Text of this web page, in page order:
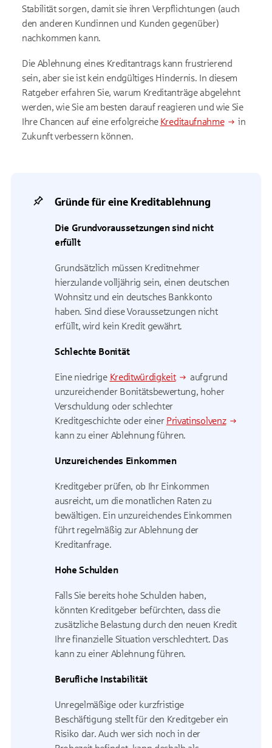
Stabilität sorgen, damit sie ihren Verpflichtungen (auch
den anderen Kundinnen und Kunden gegenüber)
nachkommen kann.
Die Ablehnung eines Kreditantrags kann frustrierend
sein, aber sie ist kein endgültiges Hindernis. In diesem
Ratgeber erfahren Sie, warum Kreditanträge abgelehnt
werden, wie Sie am besten darauf reagieren und wie Sie
Ihre Chancen auf eine erfolgreiche Kreditaufnahme
in
Zukunft verbessern können.
Gründe für eine Kreditablehnung
Die Grundvoraussetzungen sind nicht
erfüllt
Grundsätzlich müssen Kreditnehmer
hierzulande volljährig sein, einen deutschen
Wohnsitz und ein deutsches Bankkonto
haben. Sind diese Voraussetzungen nicht
erfüllt, wird kein Kredit gewährt.
Schlechte Bonität
Eine niedrige Kreditwürdigkeit
aufgrund
unzureichender Bonitätsbewertung, hoher
Verschuldung oder schlechter
Kreditgeschichte oder einer Privatinsolvenz
kann zu einer Ablehnung führen.
Unzureichendes Einkommen
Kreditgeber prüfen, ob Ihr Einkommen
ausreicht, um die monatlichen Raten zu
bewältigen. Ein unzureichendes Einkommen
führt regelmäßig zur Ablehnung der
Kreditanfrage.
Hohe Schulden
Falls Sie bereits hohe Schulden haben,
könnten Kreditgeber befürchten, dass die
zusätzliche Belastung durch den neuen Kredit
Ihre finanzielle Situation verschlechtert. Das
kann zu einer Ablehnung führen.
Berufliche Instabilität
Unregelmäßige oder kurzfristige
Beschäftigung stellt für den Kreditgeber ein
Risiko dar. Auch wer sich noch in der